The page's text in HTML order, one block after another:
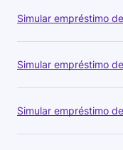
Simular empréstimo
Simular empréstimo
Simular empréstimo